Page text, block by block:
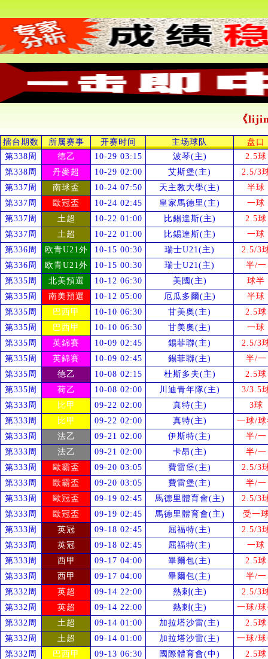
《
擂台期数 所属赛事 开赛时间 主场球队
盘口
第338周
德乙 10-29 03:15 波琴(主)
2.5球
第338周
丹麥超 10-29 02:00 艾斯堡(主)
2.5/3
第337周
南球盃 10-24 07:50 天主教大學(主)
半球
第337周
歐冠盃 10-24 02:45 皇家馬德里(主)
一球
第337周
土超 10-22 01:00 比錫達斯(主)
2.5球
第337周
土超 10-22 01:00 比錫達斯(主)
一球
第336周
欧青U21外 10-15 00:30 瑞士U21(主)
2.5/3
第336周
欧青U21外 10-15 00:30 瑞士U21(主)
半/一
第335周
北美預選 10-12 06:30 美國(主)
球半
第335周
南美預選 10-12 05:00 厄瓜多爾(主)
半球
第335周
巴西甲 10-10 06:30 甘美奧(主)
2.5球
第335周
巴西甲 10-10 06:30 甘美奧(主)
一球
第335周
英錦賽 10-09 02:45 錫菲聯(主)
2.5/3
第335周
英錦賽 10-09 02:45 錫菲聯(主)
半/一
第335周
德乙 10-08 02:15 杜斯多夫(主)
2.5球
第335周
荷乙 10-08 02:00 川迪青年隊(主)
3/3.5
第333周
比甲 09-22 02:00 真特(主)
3球
第333周
比甲 09-22 02:00 真特(主)
一球/球
第333周
法乙 09-21 02:00 伊斯特(主)
半/一
第333周
法乙 09-21 02:00 卡昂(主)
半/一
第333周
歐霸盃 09-20 03:05 費雷堡(主)
2.5/3
第333周
歐霸盃 09-20 03:05 費雷堡(主)
半/一
第333周
歐冠盃 09-19 02:45 馬德里體育會(主)
2.5/3
第333周
歐冠盃 09-19 02:45 馬德里體育會(主) 受一
第333周
英冠 09-18 02:45 屈福特(主)
2.5/3
第333周
英冠 09-18 02:45 屈福特(主)
一球
第333周
西甲 09-17 04:00 畢爾包(主)
2.5球
第333周
西甲 09-17 04:00 畢爾包(主)
半/一
第332周
英超 09-14 22:00 熱刺(主)
2.5/3
第332周
英超 09-14 22:00 熱刺(主)
一球/球
第332周
土超 09-14 01:00 加拉塔沙雷(主)
2.5球
第332周
土超 09-14 01:00 加拉塔沙雷(主)
一球/球
第332周
巴西甲 09-13 06:30 國際體育會(中)
2.5球